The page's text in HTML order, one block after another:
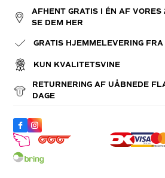
AFHENT GRATIS I ÉN AF
SE DEM HER
GRATIS HJEMMELEVERING
KUN KVALITETSVINE
RETURNERING AF UÅBNEDE
DAGE